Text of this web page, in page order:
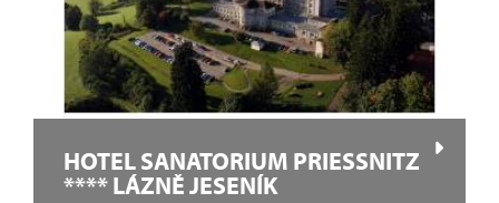
HOTEL SANATORIUM PRIESSNITZ
**** LÁZNĚ JESENÍK